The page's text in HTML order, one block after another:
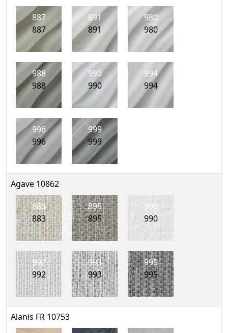
887
887
891
891
980
980
988
988
990
990
994
994
996
996
999
999
Agave 10862
883
883
895
895
990
990
992
992
993
993
995
995
Alanis FR 10753